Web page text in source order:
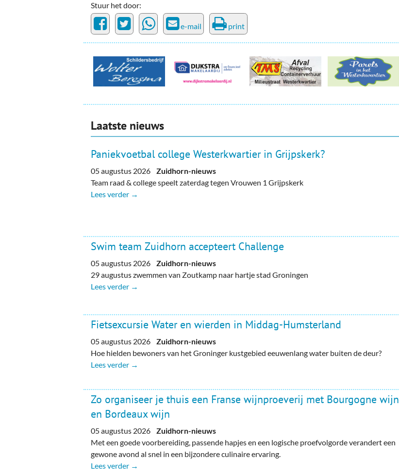
Stuur het door:
e-mail print
Laatste nieuws
Paniekvoetbal college Westerkwartier in Grijpskerk?
05 augustus 2026Zuidhorn-nieuws
Team raad & college speelt zaterdag tegen Vrouwen 1 Grijpskerk
Lees verder →
Swim team Zuidhorn accepteert Challenge
05 augustus 2026Zuidhorn-nieuws
29 augustus zwemmen van Zoutkamp naar hartje stad Groningen
Lees verder →
Fietsexcursie Water en wierden in Middag-Humsterland
05 augustus 2026Zuidhorn-nieuws
Hoe hielden bewoners van het Groninger kustgebied eeuwenlang water buiten de deur?
Lees verder →
Zo organiseer je thuis een Franse wijnproeverij met Bourgogne wijn
en Bordeaux wijn
05 augustus 2026Zuidhorn-nieuws
Met een goede voorbereiding, passende hapjes en een logische proefvolgorde verandert een
gewone avond al snel in een bijzondere culinaire ervaring.
Lees verder →